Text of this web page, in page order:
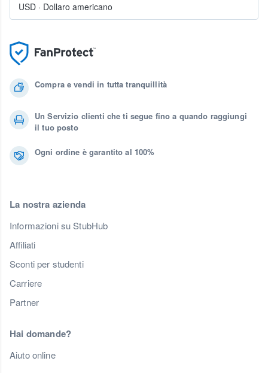
Compra e vendi in tutta tranquillità
Un Servizio clienti che ti segue fino a quando raggiungi
il tuo posto
Ogni ordine è garantito al 100%
La nostra azienda
Informazioni su StubHub
Affiliati
Sconti per studenti
Carriere
Partner
Hai domande?
Aiuto online
USD · Dollaro americano